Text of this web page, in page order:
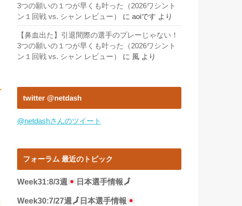
3つの願いの１つが早くも叶った（2026ワシント
ン１回戦 vs. シャン レビュー）
に aoiです より
【鼻血出た】引退間際の選手のプレーじゃない！
3つの願いの１つが早くも叶った（2026ワシント
ン１回戦 vs. シャン レビュー）
に 風 より
twitter @netdash
@netdashさんのツイート
フォーラム 最近のトピック
Week31:8/3週 日本選手情報🗾
Week30:7/27週🗾 日本選手情報